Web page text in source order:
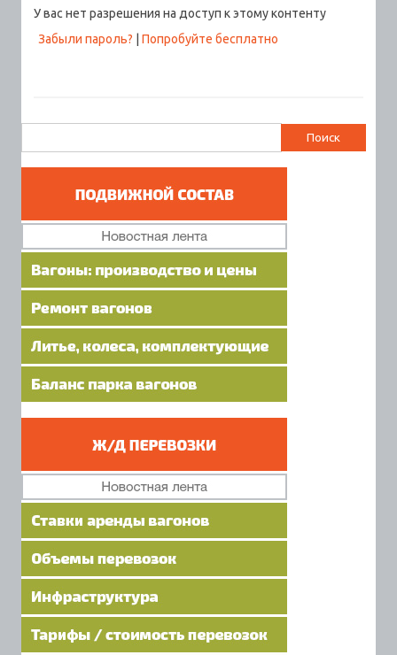
У вас нет разрешения на доступ к этому контенту
Забыли пароль? | Попробуйте бесплатно